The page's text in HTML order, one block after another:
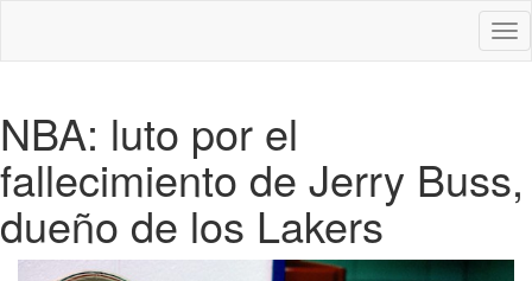
NBA: luto por el
fallecimiento de Jerry Buss,
dueño de los Lakers